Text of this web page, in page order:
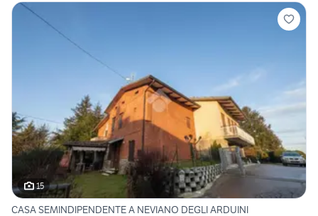
15
CASA SEMINDIPENDENTE A NEVIANO DEGLI ARDUINI